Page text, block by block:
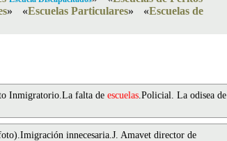
» «Escuelas Particulares» «Escuelas de
Inmigratorio.La falta de escuelas.Policial. La odisea de
innecesaria.J. Amavet director de